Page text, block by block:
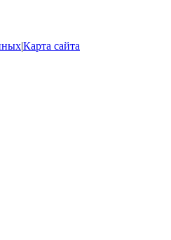
|Карта сайта